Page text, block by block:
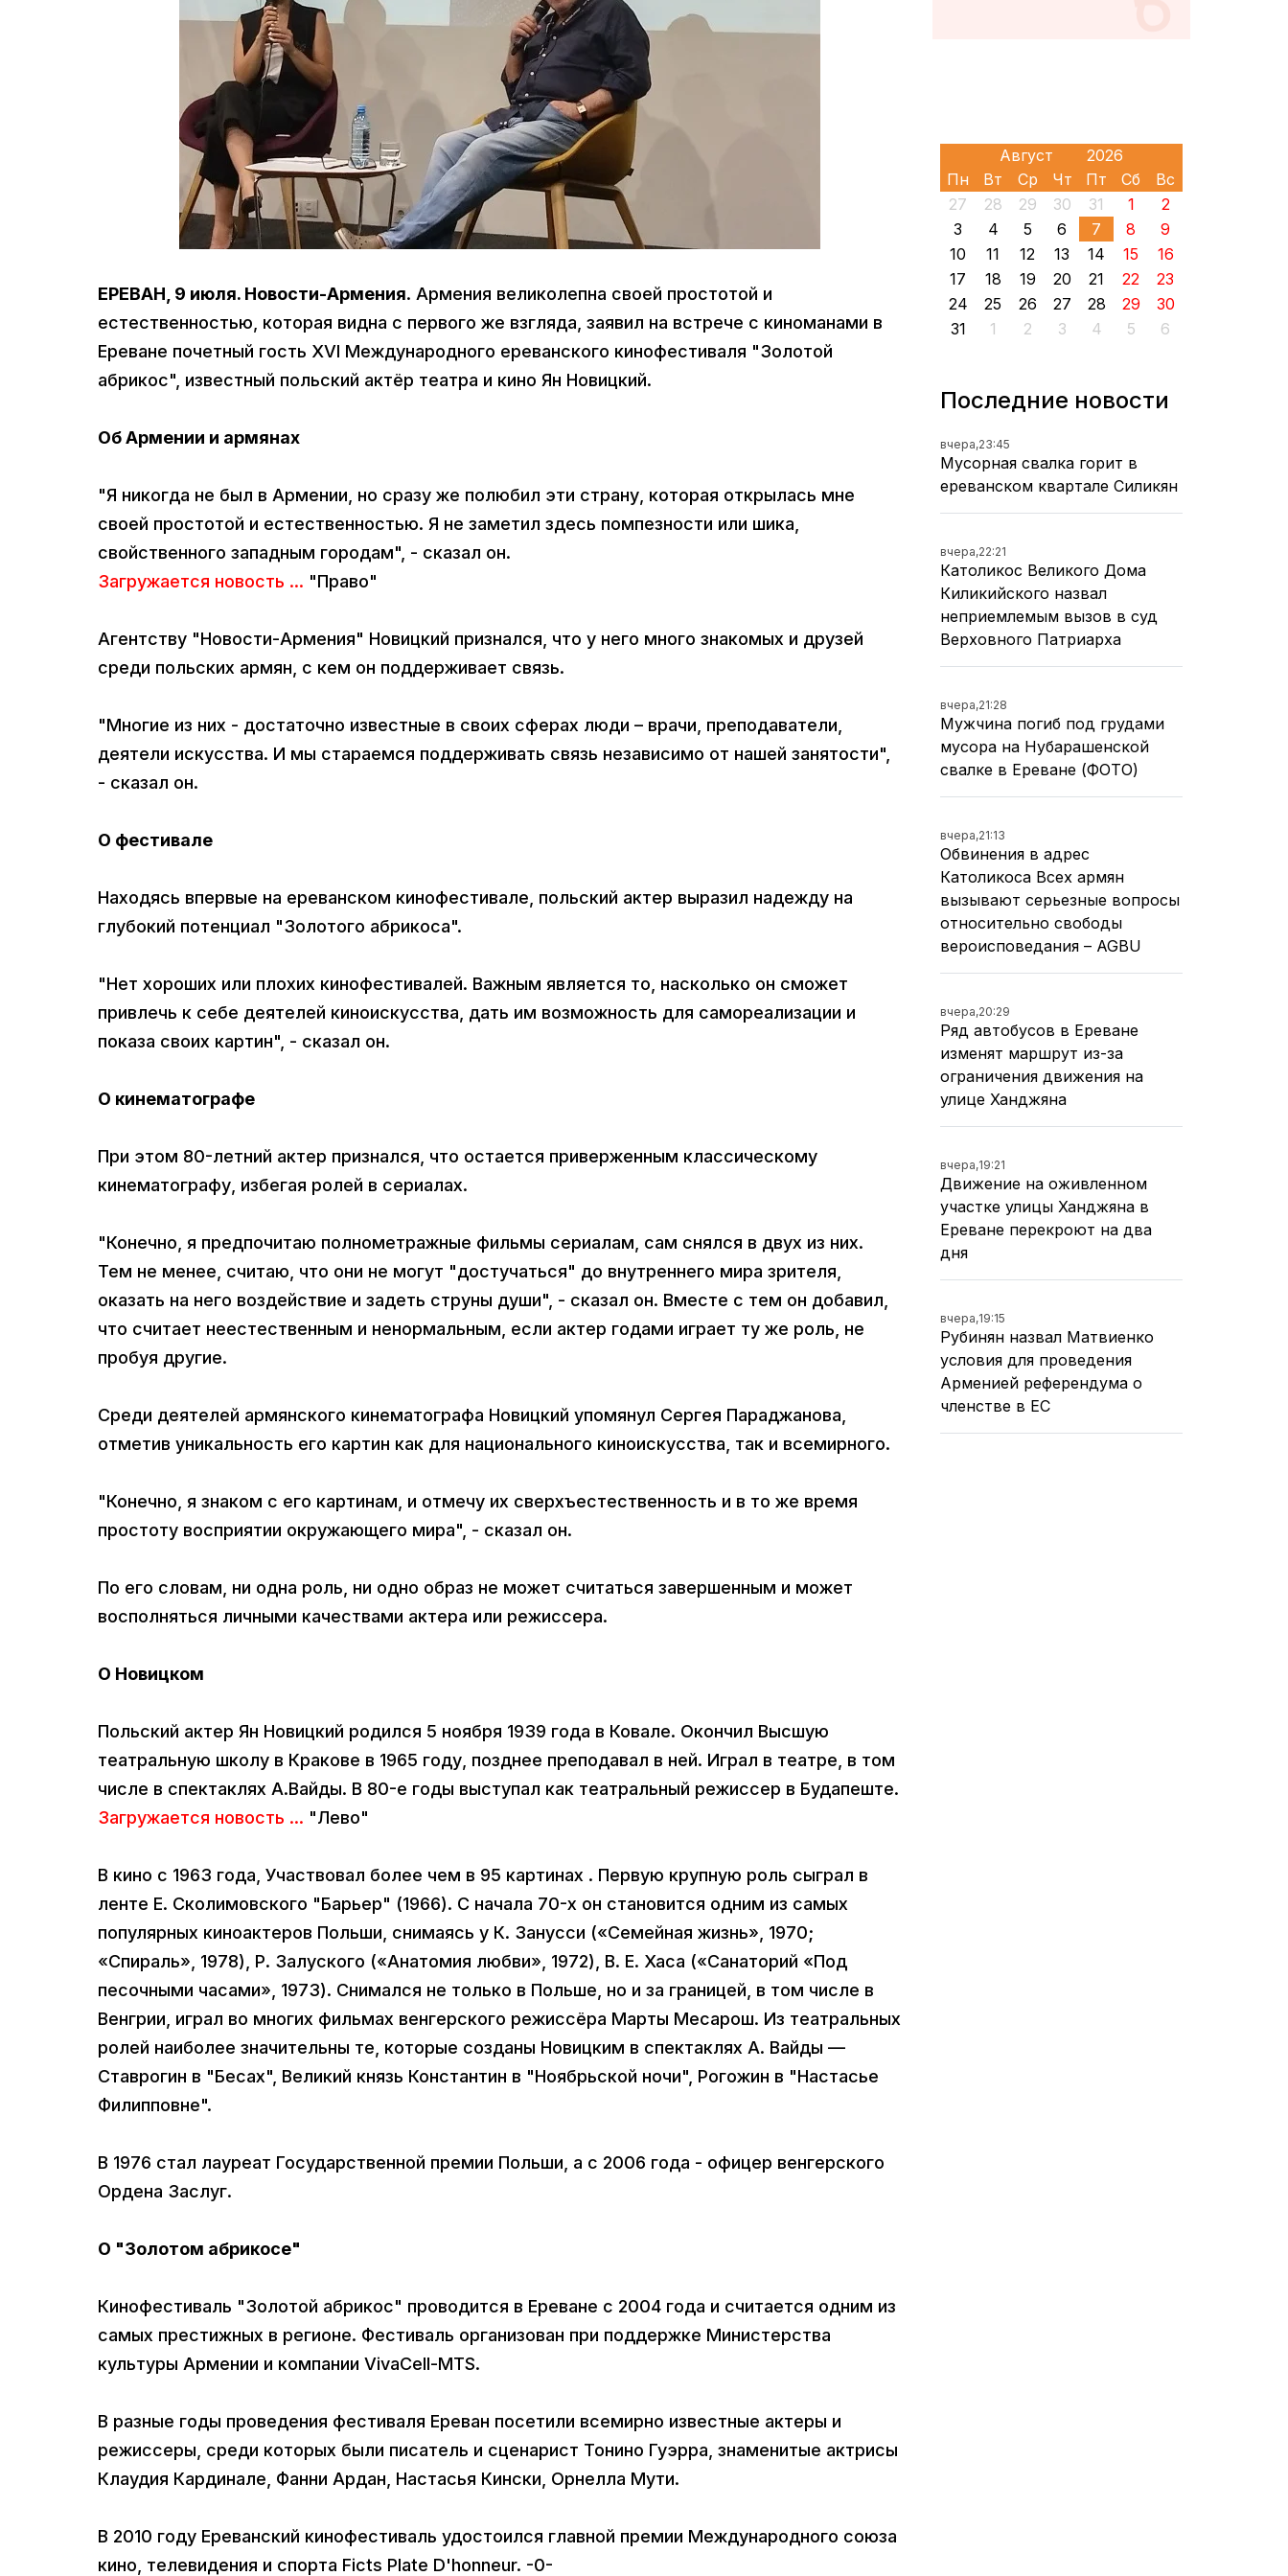
ЕРЕВАН, 9 июля. Новости-Армения. Армения великолепна своей простотой и
естественностью, которая видна с первого же взгляда, заявил на встрече с киноманами в
Ереване почетный гость XVI Международного ереванского кинофестиваля "Золотой
абрикос", известный польский актёр театра и кино Ян Новицкий.
Об Армении и армянах
"Я никогда не был в Армении, но сразу же полюбил эти страну, которая открылась мне
своей простотой и естественностью. Я не заметил здесь помпезности или шика,
свойственного западным городам", - сказал он.
Загружается новость ... "Право"
Агентству "Новости-Армения" Новицкий признался, что у него много знакомых и друзей
среди польских армян, с кем он поддерживает связь.
"Многие из них - достаточно известные в своих сферах люди – врачи, преподаватели,
деятели искусства. И мы стараемся поддерживать связь независимо от нашей занятости",
- сказал он.
О фестивале
Находясь впервые на ереванском кинофестивале, польский актер выразил надежду на
глубокий потенциал "Золотого абрикоса".
"Нет хороших или плохих кинофестивалей. Важным является то, насколько он сможет
привлечь к себе деятелей киноискусства, дать им возможность для самореализации и
показа своих картин", - сказал он.
О кинематографе
При этом 80-летний актер признался, что остается приверженным классическому
кинематографу, избегая ролей в сериалах.
"Конечно, я предпочитаю полнометражные фильмы сериалам, сам снялся в двух из них.
Тем не менее, считаю, что они не могут "достучаться" до внутреннего мира зрителя,
оказать на него воздействие и задеть струны души", - сказал он. Вместе с тем он добавил,
что считает неестественным и ненормальным, если актер годами играет ту же роль, не
пробуя другие.
Среди деятелей армянского кинематографа Новицкий упомянул Сергея Параджанова,
отметив уникальность его картин как для национального киноискусства, так и всемирного.
"Конечно, я знаком с его картинам, и отмечу их сверхъестественность и в то же время
простоту восприятии окружающего мира", - сказал он.
По его словам, ни одна роль, ни одно образ не может считаться завершенным и может
восполняться личными качествами актера или режиссера.
О Новицком
Польский актер Ян Новицкий родился 5 ноября 1939 года в Ковале. Окончил Высшую
театральную школу в Кракове в 1965 году, позднее преподавал в ней. Играл в театре, в том
числе в спектаклях А.Вайды. В 80-е годы выступал как театральный режиссер в Будапеште.
Загружается новость ... "Лево"
В кино с 1963 года, Участвовал более чем в 95 картинах . Первую крупную роль сыграл в
ленте Е. Сколимовского "Барьер" (1966). С начала 70-х он становится одним из самых
популярных киноактеров Польши, снимаясь у К. Занусси («Семейная жизнь», 1970;
«Спираль», 1978), Р. Залуского («Анатомия любви», 1972), В. Е. Хаса («Санаторий «Под
песочными часами», 1973). Снимался не только в Польше, но и за границей, в том числе в
Венгрии, играл во многих фильмах венгерского режиссёра Марты Месарош. Из театральных
ролей наиболее значительны те, которые созданы Новицким в спектаклях А. Вайды —
Ставрогин в "Бесах", Великий князь Константин в "Ноябрьской ночи", Рогожин в "Настасье
Филипповне".
В 1976 стал лауреат Государственной премии Польши, а с 2006 года - офицер венгерского
Ордена Заслуг.
О "Золотом абрикосе"
Кинофестиваль "Золотой абрикос" проводится в Ереване с 2004 года и считается одним из
самых престижных в регионе. Фестиваль организован при поддержке Министерства
культуры Армении и компании VivaCell-MTS.
В разные годы проведения фестиваля Ереван посетили всемирно известные актеры и
режиссеры, среди которых были писатель и сценарист Тонино Гуэрра, знаменитые актрисы
Клаудия Кардинале, Фанни Ардан, Настасья Кински, Орнелла Мути.
В 2010 году Ереванский кинофестиваль удостоился главной премии Международного союза
кино, телевидения и спорта Ficts Plate D'honneur. -0-
Пн Вт Ср Чт Пт Сб
Вс
27
28 29 30 31 1
2
3
4 5 6 7 8
9
10
11 12 13 14 15
16
17
18 19 20 21 22
23
24
25 26 27 28 29
30
31
1 2 3 4 5 6
Последние новости
вчера,23:45
Мусорная свалка горит в
ереванском квартале Силикян
вчера,22:21
Католикос Великого Дома
Киликийского назвал
неприемлемым вызов в суд
Верховного Патриарха
вчера,21:28
Мужчина погиб под грудами
мусора на Нубарашенской
свалке в Ереване (ФОТО)
вчера,21:13
Обвинения в адрес
Католикоса Всех армян
вызывают серьезные вопросы
относительно свободы
вероисповедания – AGBU
вчера,20:29
Ряд автобусов в Ереване
изменят маршрут из-за
ограничения движения на
улице Ханджяна
вчера,19:21
Движение на оживленном
участке улицы Ханджяна в
Ереване перекроют на два
дня
вчера,19:15
Рубинян назвал Матвиенко
условия для проведения
Арменией референдума о
членстве в ЕС